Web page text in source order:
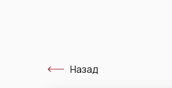
Назад